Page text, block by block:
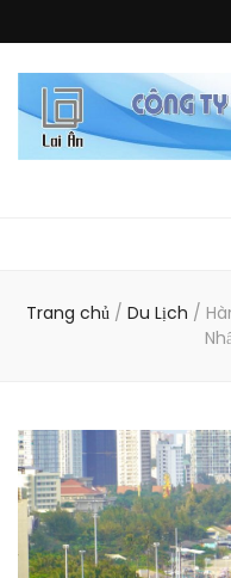
phẩm về nhựa như áo mưa,
từ MICA, MDF,
Trang chủ / Du Lịch /